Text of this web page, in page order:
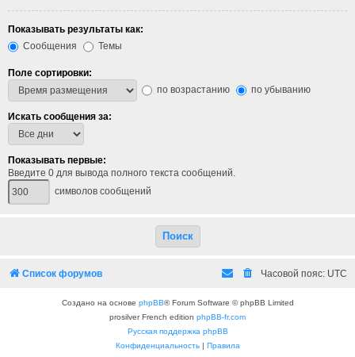
Показывать результаты как:
Сообщения
Темы
Поле сортировки:
по возрастанию
по убыванию
Искать сообщения за:
Показывать первые:
Введите 0 для вывода полного текста сообщений.
символов сообщений
Список форумов Часовой пояс: UTC
Создано на основе phpBB® Forum Software © phpBB Limited
prosilver French edition phpBB-fr.com
Русская поддержка phpBB
Конфиденциальность| Правила